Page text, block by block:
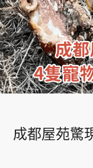
成都屋苑驚